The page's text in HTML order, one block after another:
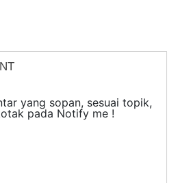
yang sopan, sesuai topik,
pada Notify me !